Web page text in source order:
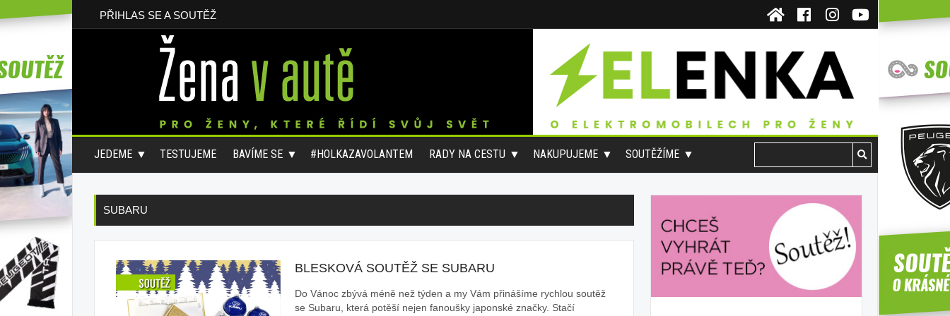
PŘIHLAS SE A SOUTĚŽ
JEDEME TESTUJEME BAVÍME SE #HOLKAZAVOLANTEM RADY NA CESTU NAKUPUJEME SOUTĚŽÍME
SUBARU
BLESKOVÁ SOUTĚŽ SE SUBARU
Do Vánoc zbývá méně než týden a my Vám přinášíme rychlou soutěž
se Subaru, která potěší nejen fanoušky japonské značky. Stačí